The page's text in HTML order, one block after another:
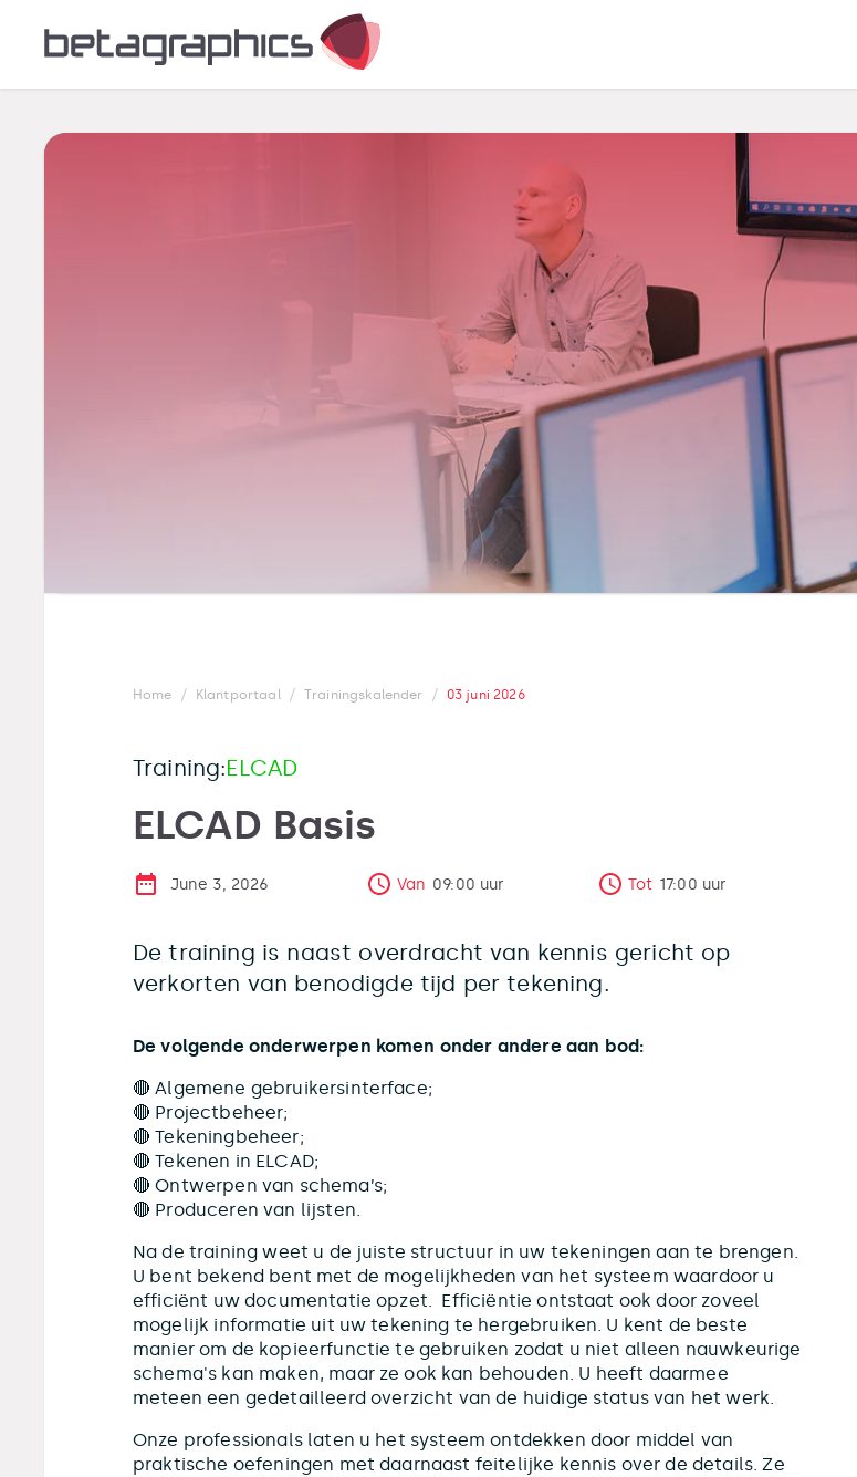
Home / Klantportaal / Trainingskalender / 03 juni 2026
Training:ELCAD
ELCAD Basis
June 3, 2026 Van 09:00 uur Tot 17:00 uur
De training is naast overdracht van kennis gericht op
verkorten van benodigde tijd per tekening.
De volgende onderwerpen komen onder andere aan bod:
🔴 Algemene gebruikersinterface;
🔴 Projectbeheer;
🔴 Tekeningbeheer;
🔴 Tekenen in ELCAD;
🔴 Ontwerpen van schema’s;
🔴 Produceren van lijsten.
Na de training weet u de juiste structuur in uw tekeningen aan te brengen.
U bent bekend bent met de mogelijkheden van het systeem waardoor u
efficiënt uw documentatie opzet. Efficiëntie ontstaat ook door zoveel
mogelijk informatie uit uw tekening te hergebruiken. U kent de beste
manier om de kopieerfunctie te gebruiken zodat u niet alleen nauwkeurige
schema's kan maken, maar ze ook kan behouden. U heeft daarmee
meteen een gedetailleerd overzicht van de huidige status van het werk.
Onze professionals laten u het systeem ontdekken door middel van
praktische oefeningen met daarnaast feitelijke kennis over de details. Ze